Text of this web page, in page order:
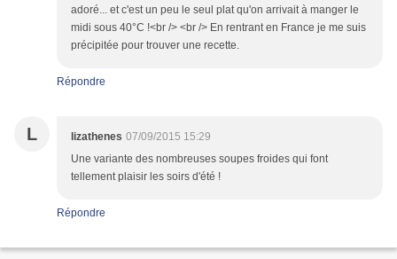
adoré... et c'est un peu le seul plat qu'on arrivait à manger le
midi sous 40°C !<br /> <br /> En rentrant en France je me suis
précipitée pour trouver une recette.
Répondre
L lizathenes 07/09/2015 15:29
Une variante des nombreuses soupes froides qui font
tellement plaisir les soirs d'été !
Répondre